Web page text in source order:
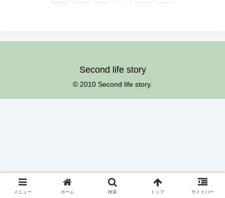
Second life story
© 2010 Second life story.
メニュー ホーム 検索 トップ サイドバー